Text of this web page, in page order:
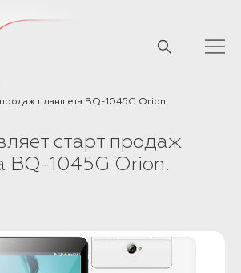
планшета BQ-1045G Orion.
старт продаж
BQ-1045G Orion.